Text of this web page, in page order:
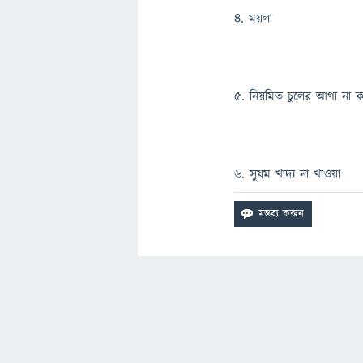
৪. ময়লা
৫. নিয়মিত চুলের আগা না
৬. সুষম খাদ্য না খাওয়া